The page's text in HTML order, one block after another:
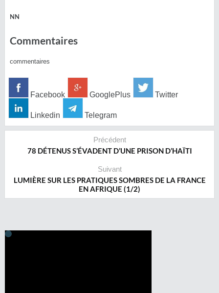
NN
Commentaires
commentaires
Facebook GooglePlus Twitter
Linkedin Telegram
Précédent
78 DÉTENUS S’ÉVADENT D’UNE PRISON D’HAÏTI
Suivant
LUMIÈRE SUR LES PRATIQUES SOMBRES DE LA FRANCE
EN AFRIQUE (1/2)